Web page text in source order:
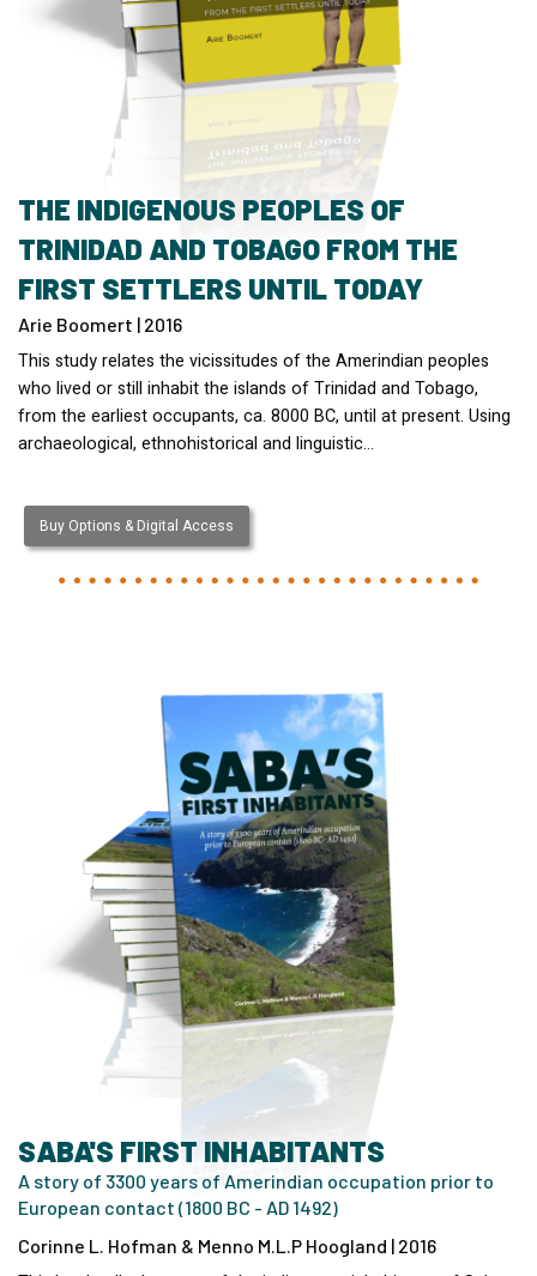
THE INDIGENOUS PEOPLES OF
TRINIDAD AND TOBAGO FROM THE
FIRST SETTLERS UNTIL TODAY
Arie Boomert | 2016
This study relates the vicissitudes of the Amerindian peoples
who lived or still inhabit the islands of Trinidad and Tobago,
from the earliest occupants, ca. 8000 BC, until at present. Using
archaeological, ethnohistorical and linguistic…
Buy Options & Digital Access
SABA'S FIRST INHABITANTS
A story of 3300 years of Amerindian occupation prior to
European contact (1800 BC - AD 1492)
Corinne L. Hofman & Menno M.L.P Hoogland | 2016